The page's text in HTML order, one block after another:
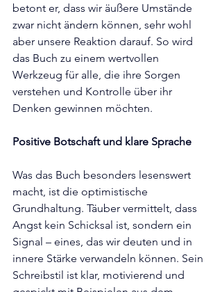
betont er, dass wir äußere Umstände
zwar nicht ändern können, sehr wohl
aber unsere Reaktion darauf. So wird
das Buch zu einem wertvollen
Werkzeug für alle, die ihre Sorgen
verstehen und Kontrolle über ihr
Denken gewinnen möchten.
Positive Botschaft und klare Sprache
Was das Buch besonders lesenswert
macht, ist die optimistische
Grundhaltung. Täuber vermittelt, dass
Angst kein Schicksal ist, sondern ein
Signal – eines, das wir deuten und in
innere Stärke verwandeln können. Sein
Schreibstil ist klar, motivierend und